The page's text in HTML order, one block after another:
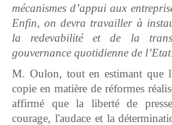
mécanismes d’appui aux
Enfin, on devra travailler à
la redevabilité et de la
gouvernance quotidienne de l’Etat
M. Oulon, tout en estimant que
copie en matière de réformes
affirmé que la liberté de
courage, l'audace et la